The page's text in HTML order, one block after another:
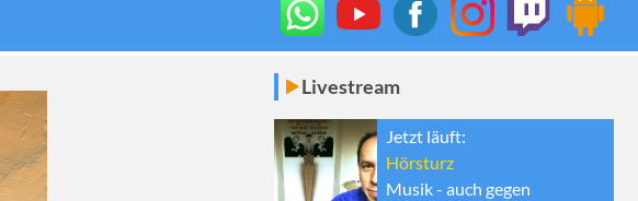
Livestream
Jetzt läuft:
Hörsturz
Musik - auch gegen